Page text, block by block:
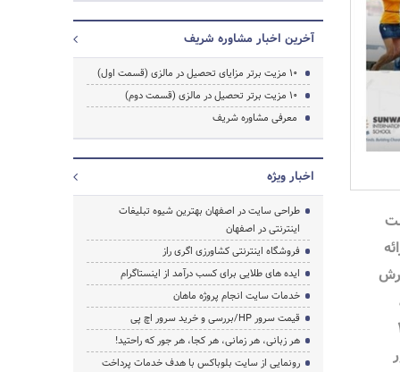
10
آخرین اخبار مشاوره شریف
10 مزیت برتر مزایای تحصیل در مالزی (قسمت اول)
10 مزیت برتر تحصیل در مالزی (قسمت دوم)
معرفی مشاوره شریف
اخبار ویژه
طراحی سایت در اصفهان بهترین شیوه تبلیغات
اینترنتی در اصفهان
فروشگاه اینترنتی کشاورزی اگری راز
ایده های طلایی برای کسب درآمد از اینستاگرام
خدمات سایت انجام پروژه ماهان
قیمت سرور HP/بررسی و خرید سرور اچ پی
هر زبانی، هر زمانی، هر کجا، هر جور که راحتید!
رونمایی از سایت بلوباکس با هدف خدمات پرداخت